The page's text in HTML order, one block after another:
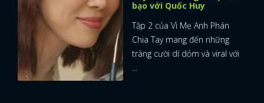
bạo với Quốc Huy
Tập 2 của Vì Mẹ Anh Phán
Chia Tay mang đến những
tràng cười dí dỏm và viral với
...